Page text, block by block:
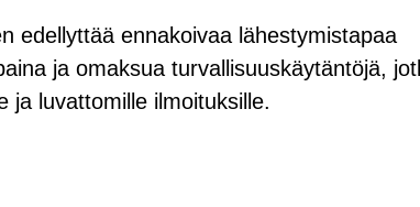
edellyttää ennakoivaa lähestymistapaa
ja omaksua turvallisuuskäytäntöjä,
ja luvattomille ilmoituksille.